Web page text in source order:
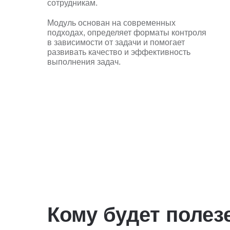
Модуль основан на современных
подходах, определяет форматы контроля
в зависимости от задачи и помогает
развивать качество и эффективность
выполнения задач.
сотрудникам.
Кому будет